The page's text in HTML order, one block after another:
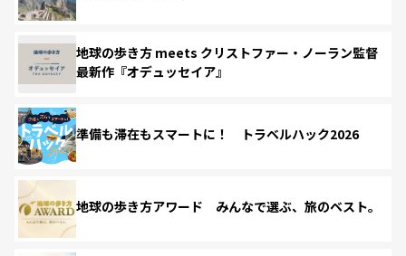
地球の歩き方 meets クリストファー・ノーラン監督
最新作『オデュッセイア』
準備も滞在もスマートに！ トラベルハック2026
地球の歩き方アワード みんなで選ぶ、旅のベスト。